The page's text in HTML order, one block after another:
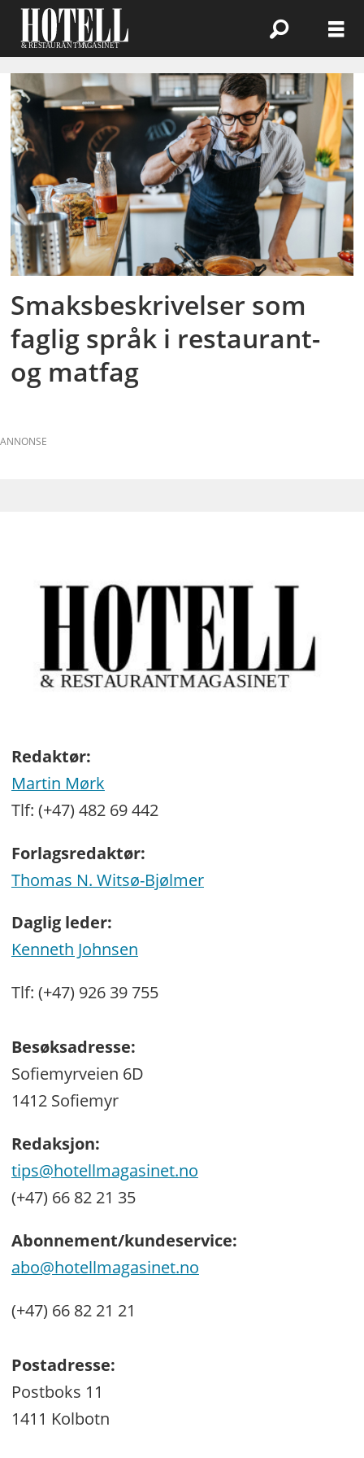
Emne:
sensorisk
analyse
Smaksbeskrivelser som
faglig språk i restaurant-
og matfag
ANNONSE
Redaktør:
Martin Mørk
Tlf: (+47) 482 69 442
Forlagsredaktør:
Thomas N. Witsø-Bjølmer
Daglig leder:
Kenneth Johnsen
Tlf: (+47) 926 39 755
Besøksadresse:
Sofiemyrveien 6D
1412 Sofiemyr
Redaksjon:
tips@hotellmagasinet.no
(+47) 66 82 21 35
Abonnement/kundeservice:
abo@hotellmagasinet.no
(+47) 66 82 21 21
Postadresse:
Postboks 11
1411 Kolbotn